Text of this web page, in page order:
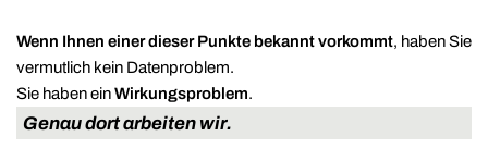
Wenn Ihnen einer dieser Punkte bekannt vorkommt, haben Sie
vermutlich kein Datenproblem.
Sie haben einWirkungsproblem.
Genau dort arbeiten wir.